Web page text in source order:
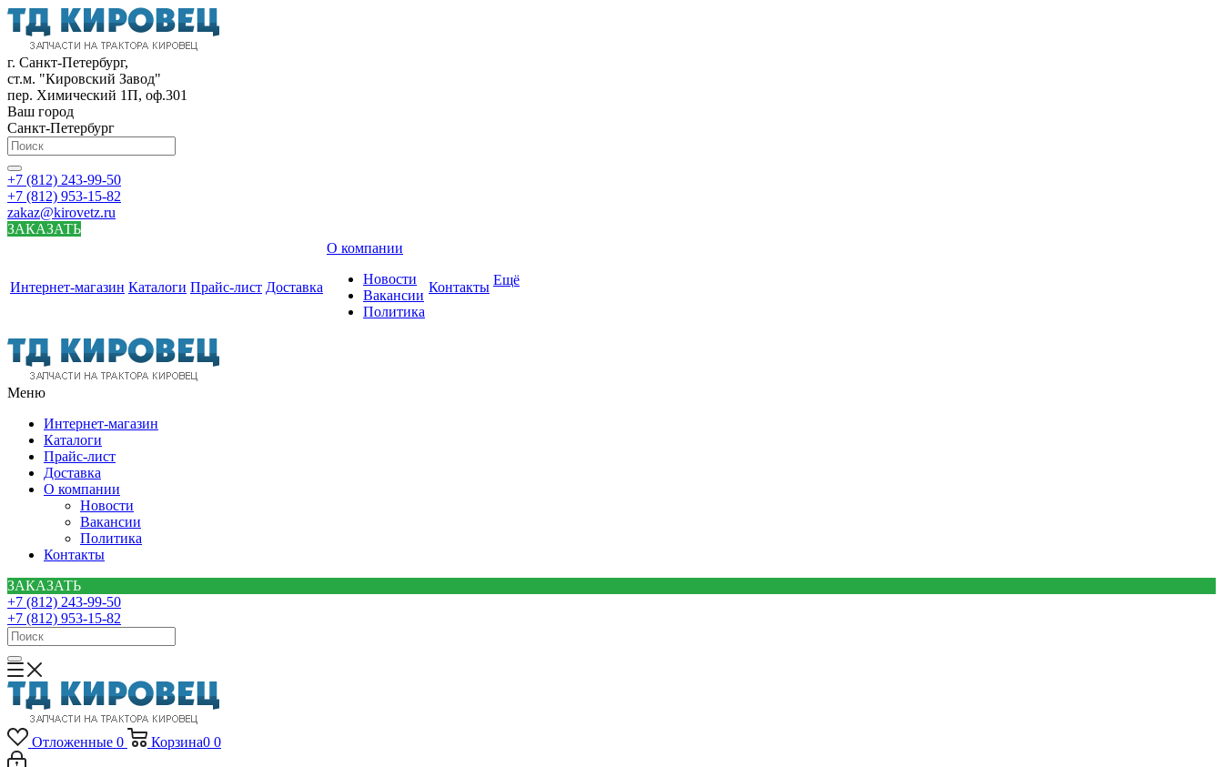
г. Санкт-Петербург,
ст.м. "Кировский Завод"
пер. Химический 1П, оф.301
Ваш город
Санкт-Петербург
+7 (812) 243-99-50
+7 (812) 953-15-82
zakaz@kirovetz.ru
ЗАКАЗАТЬ
Интернет-магазин Каталоги Прайс-лист Доставка
О компании
Новости
Вакансии
Политика
Контакты Ещё
Меню
Интернет-магазин
Каталоги
Прайс-лист
Доставка
О компании
Новости
Вакансии
Политика
Контакты
ЗАКАЗАТЬ
+7 (812) 243-99-50
+7 (812) 953-15-82
Отложенные 0 Корзина0 0